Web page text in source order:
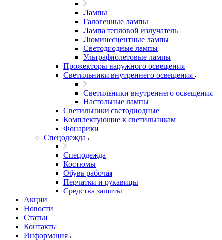
Лампы
Галогенные лампы
Лампа тепловой излучатель
Люминесцентные лампы
Светодиодные лампы
Ультрафиолетовые лампы
Прожекторы наружного освещения
Светильники внутреннего освещения
Светильники внутреннего освещения
Настольные лампы
Светильники светодиодные
Комплектующие к светильникам
Фонарики
Спецодежда
Спецодежда
Костюмы
Обувь рабочая
Перчатки и рукавицы
Средства защиты
Акции
Новости
Статьи
Контакты
Информация